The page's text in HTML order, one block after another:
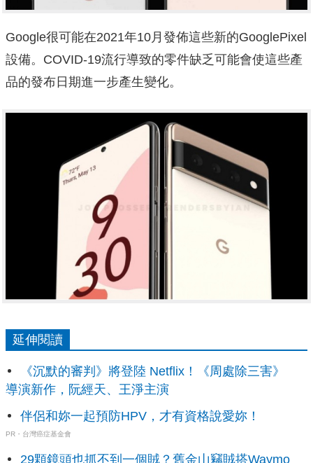
Google很可能在2021年10月發佈這些新的GooglePixel
設備。COVID-19流行導致的零件缺乏可能會使這些產
品的發布日期進一步產生變化。
延伸閱讀
《沉默的審判》將登陸 Netflix！《周處除三害》
導演新作，阮經天、王淨主演
伴侶和妳一起預防HPV，才有資格說愛妳！
PR・台灣癌症基金會
29顆鏡頭也抓不到一個賊？舊金山竊賊搭Waymo